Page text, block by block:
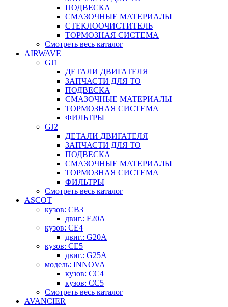
ПОДВЕСКА
СМАЗОЧНЫЕ МАТЕРИАЛЫ
СТЕКЛООЧИСТИТЕЛЬ
ТОРМОЗНАЯ СИСТЕМА
Смотреть весь каталог
AIRWAVE
GJ1
ДЕТАЛИ ДВИГАТЕЛЯ
ЗАПЧАСТИ ДЛЯ ТО
ПОДВЕСКА
СМАЗОЧНЫЕ МАТЕРИАЛЫ
ТОРМОЗНАЯ СИСТЕМА
ФИЛЬТРЫ
GJ2
ДЕТАЛИ ДВИГАТЕЛЯ
ЗАПЧАСТИ ДЛЯ ТО
ПОДВЕСКА
СМАЗОЧНЫЕ МАТЕРИАЛЫ
ТОРМОЗНАЯ СИСТЕМА
ФИЛЬТРЫ
Смотреть весь каталог
ASCOT
кузов: CB3
двиг.: F20A
кузов: CE4
двиг.: G20A
кузов: CE5
двиг.: G25A
модель: INNOVA
кузов: CC4
кузов: CC5
Смотреть весь каталог
AVANCIER